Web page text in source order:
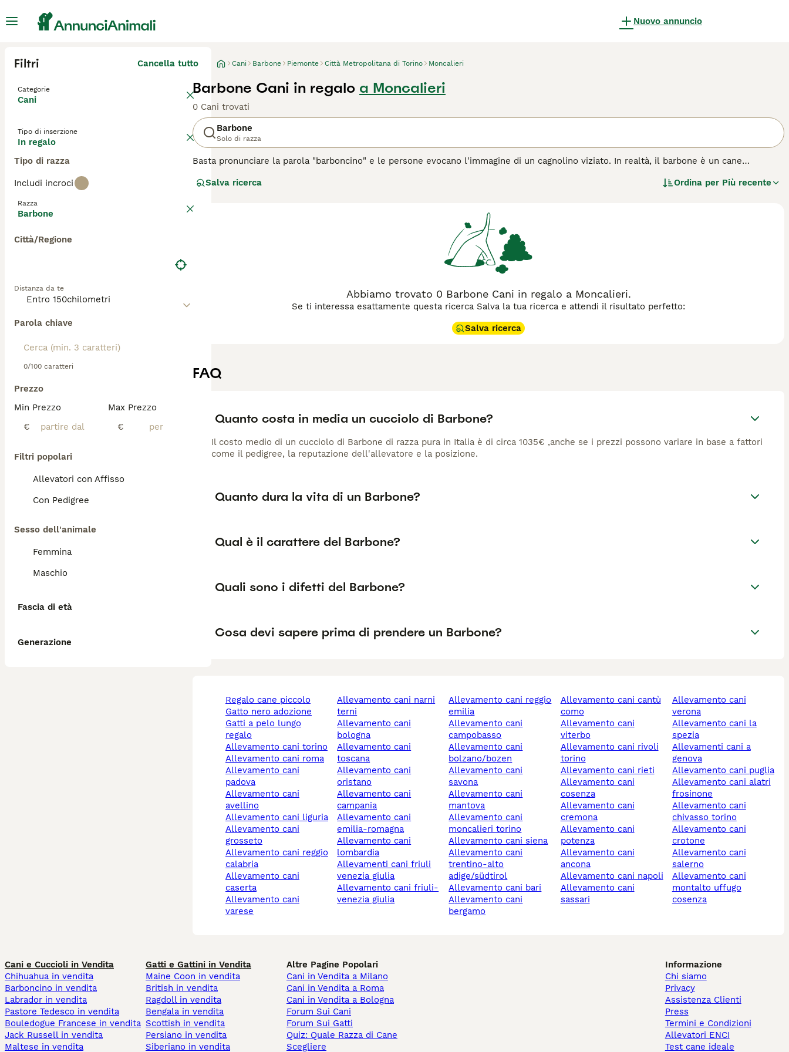
Nuovo annuncio
Filtri Cancella tutto
Categorie
Cani
Tipo di inserzione
In regalo
Tipo di razza
Includi incroci
Razza
Barbone
Città/Regione
Distanza da te
Parola chiave
0/100 caratteri
Prezzo
Min Prezzo
€
Max Prezzo
€
Filtri popolari
Allevatori con Affisso
Con Pedigree
Sesso dell'animale
Femmina
Maschio
Fascia di età
Generazione
Cani Barbone Piemonte Città Metropolitana di Torino Moncalieri
Barbone Cani in regalo a Moncalieri
0 Cani trovati
Barbone
Solo di razza
Basta pronunciare la parola "barboncino" e le persone evocano l'immagine di un cagnolino viziato. In realtà, il barbone è un cane
ed è un ottimo cane multiuso che eccelle in vari sport.
Leggi la
Salva ricerca Ordina per Più recente
Abbiamo trovato 0 Barbone Cani in regalo a Moncalieri.
Se ti interessa esattamente questa ricerca Salva la tua ricerca e attendi il risultato perfetto:
Salva ricerca
FAQ
Quanto costa in media un cucciolo di Barbone?
Il costo medio di un cucciolo di Barbone di razza pura in Italia è di circa 1035€ ,anche se i prezzi possono variare in base a fattori
come il pedigree, la reputazione dell'allevatore e la posizione.
Quanto dura la vita di un Barbone?
Qual è il carattere del Barbone?
Quali sono i difetti del Barbone?
Cosa devi sapere prima di prendere un Barbone?
regalo cane piccolo
gatto nero adozione
gatti a pelo lungo
regalo
allevamento cani torino
allevamento cani roma
allevamento cani
padova
allevamento cani
avellino
allevamento cani liguria
allevamento cani
grosseto
allevamento cani reggio
calabria
allevamento cani
caserta
allevamento cani
varese
allevamento cani narni
terni
allevamento cani
bologna
allevamento cani
toscana
allevamento cani
oristano
allevamento cani
campania
allevamento cani
emilia-romagna
allevamento cani
lombardia
allevamenti cani friuli
venezia giulia
allevamento cani friuli-
venezia giulia
allevamento cani reggio
emilia
allevamento cani
campobasso
allevamento cani
bolzano/bozen
allevamento cani
savona
allevamento cani
mantova
allevamento cani
moncalieri torino
allevamento cani siena
allevamento cani
trentino-alto
adige/südtirol
allevamento cani bari
allevamento cani
bergamo
allevamento cani cantù
como
allevamento cani
viterbo
allevamento cani rivoli
torino
allevamento cani rieti
allevamento cani
cosenza
allevamento cani
cremona
allevamento cani
potenza
allevamento cani
ancona
allevamento cani napoli
allevamento cani
sassari
allevamento cani
verona
allevamento cani la
spezia
allevamenti cani a
genova
allevamento cani puglia
allevamento cani alatri
frosinone
allevamento cani
chivasso torino
allevamento cani
crotone
allevamento cani
salerno
allevamento cani
montalto uffugo
cosenza
Cani e Cuccioli in Vendita
Chihuahua in vendita
Barboncino in vendita
Labrador in vendita
Pastore Tedesco in vendita
Bouledogue Francese in vendita
Jack Russell in vendita
Maltese in vendita
Gatti e Gattini in Vendita
Maine Coon in vendita
British in vendita
Ragdoll in vendita
Bengala in vendita
Scottish in vendita
Persiano in vendita
Siberiano in vendita
Altre Pagine Popolari
Cani in Vendita a Milano
Cani in Vendita a Roma
Cani in Vendita a Bologna
Forum Sui Cani
Forum Sui Gatti
Quiz: Quale Razza di Cane
Scegliere
Informazione
Chi siamo
Privacy
Assistenza Clienti
Press
Termini e Condizioni
Allevatori ENCI
Test cane ideale